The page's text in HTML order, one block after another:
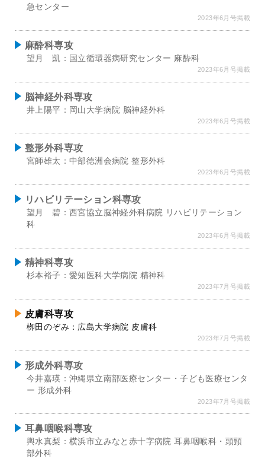
急センター
2023年6月号掲載
麻酔科専攻
望月 凱：国立循環器病研究センター 麻酔科
2023年6月号掲載
脳神経外科専攻
井上陽平：岡山大学病院 脳神経外科
2023年6月号掲載
整形外科専攻
宮師雄太：中部徳洲会病院 整形外科
2023年6月号掲載
リハビリテーション科専攻
望月 碧：西宮協立脳神経外科病院 リハビリテーション
科
2023年6月号掲載
精神科専攻
杉本裕子：愛知医科大学病院 精神科
2023年7月号掲載
皮膚科専攻
栁田のぞみ：広島大学病院 皮膚科
2023年7月号掲載
形成外科専攻
今井嘉瑛：沖縄県立南部医療センター・子ども医療センタ
ー 形成外科
2023年7月号掲載
耳鼻咽喉科専攻
輿水真梨：横浜市立みなと赤十字病院 耳鼻咽喉科・頭頸
部外科